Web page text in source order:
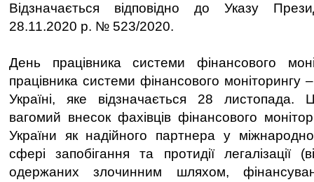
Відзначається відповідно до Указу
28.11.2020 р. № 523/2020.
День працівника системи фінансового
працівника системи фінансового моніторингу
Україні, яке відзначається 28 листопада.
вагомий внесок фахівців фінансового
України як надійного партнера у
сфері запобігання та протидії легалізації
одержаних злочинним шляхом,